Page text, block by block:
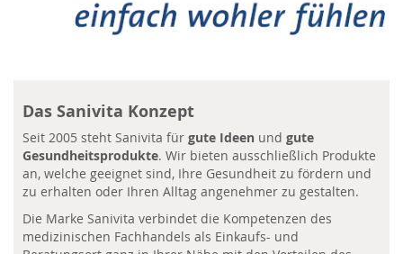
Das Sanivita Konzept
Seit 2005 steht Sanivita für gute Ideen und gute
Gesundheitsprodukte. Wir bieten ausschließlich Produkte
an, welche geeignet sind, Ihre Gesundheit zu fördern und
zu erhalten oder Ihren Alltag angenehmer zu gestalten.
Die Marke Sanivita verbindet die Kompetenzen des
medizinischen Fachhandels als Einkaufs- und